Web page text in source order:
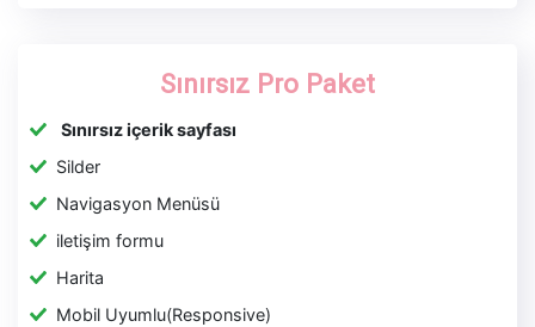
Sınırsız Pro Paket
Sınırsız içerik sayfası
Silder
Navigasyon Menüsü
iletişim formu
Harita
Mobil Uyumlu(Responsive)